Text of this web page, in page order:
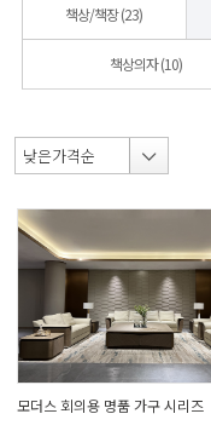
책상/책장(23)
책상의자(10)
모더스 회의용 명품 가구 시리즈